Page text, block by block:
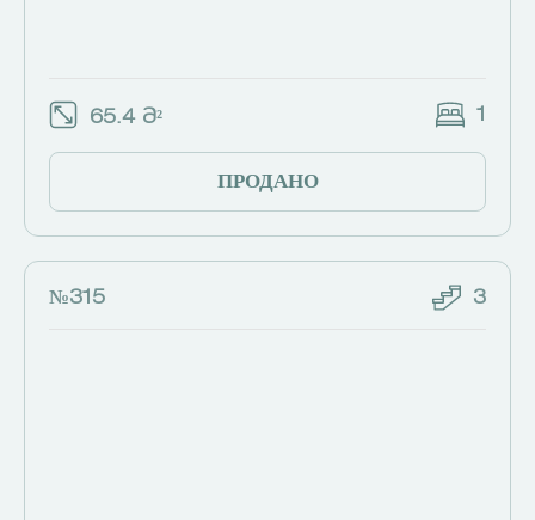
65.4 Მ² 1
ПРОДАНО
№315 3